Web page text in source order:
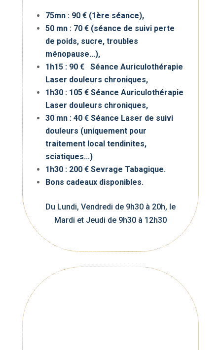
75mn : 90 € (1ère séance),
50 mn : 70 € (séance de suivi perte
de poids, sucre, troubles
ménopause...),
1h15 : 90 € Séance Auriculothérapie
Laser douleurs chroniques,
1h30 : 105 € Séance Auriculothérapie
Laser douleurs chroniques,
30 mn : 40 € Séance Laser de suivi
douleurs (uniquement pour
traitement local tendinites,
sciatiques...)
1h30 : 200 € Sevrage Tabagique.
Bons cadeaux disponibles.
Du Lundi, Vendredi de 9h30 à 20h, le
Mardi et Jeudi de 9h30 à 12h30